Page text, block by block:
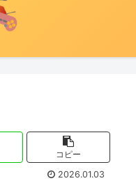
コピー
2026.01.03